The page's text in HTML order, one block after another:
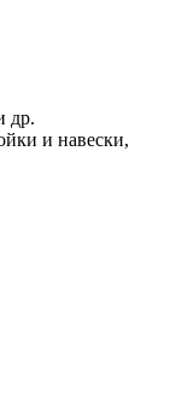
др.
и навески,